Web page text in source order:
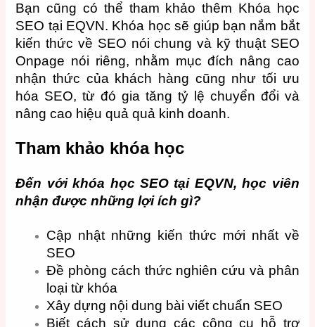
Bạn cũng có thể tham khảo thêm Khóa học
SEO tại EQVN. Khóa học sẽ giúp bạn nắm bắt
kiến ​​thức về SEO nói chung và kỹ thuật SEO
Onpage nói riêng, nhằm mục đích nâng cao
nhận thức của khách hàng cũng như tối ưu
hóa SEO, từ đó gia tăng tỷ lệ chuyển đổi và
nâng cao hiệu quả quả kinh doanh.
Tham khảo khóa học
Đến với khóa học SEO tại EQVN, học viên
nhận được những lợi ích gì?
Cập nhật những kiến ​​thức mới nhất về
SEO
Đề phòng cách thức nghiên cứu và phân
loại từ khóa
Xây dựng nội dung bài viết chuẩn SEO
Biết cách sử dụng các công cụ hỗ trợ